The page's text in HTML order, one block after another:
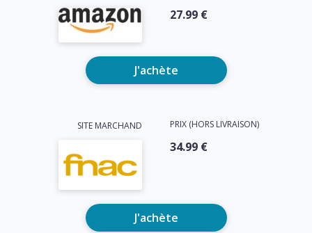
27.99 €
J'achète
SITE MARCHAND PRIX (HORS LIVRAISON)
34.99 €
J'achète